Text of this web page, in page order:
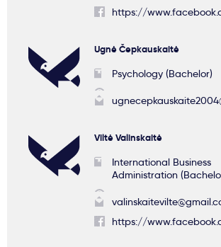
https://
Ugnė Čepkauskaitė
Psychology (Bachelor)
Viltė Valinskaitė
International Business
Administration
https://